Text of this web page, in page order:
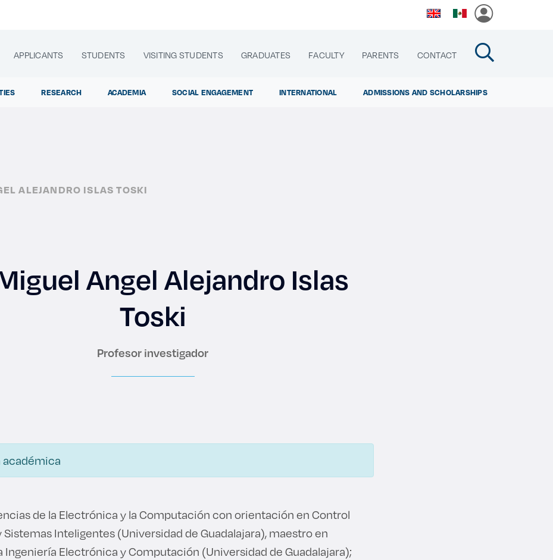
APPLICANTS STUDENTS VISITING STUDENTS GRADUATES FACULTY PARENTS CONTACT
RESEARCH ACADEMIA SOCIAL ENGAGEMENT INTERNATIONAL ADMISSIONS AND SCHOLARSHIPS
Lo más buscado
ALEJANDRO ISLAS TOSKI
Angel Alejandro Islas
Toski
Profesor investigador
de la Electrónica y la Computación con orientación en Control
Inteligentes (Universidad de Guadalajara), maestro en
Ingeniería Electrónica y Computación (Universidad de Guadalajara);